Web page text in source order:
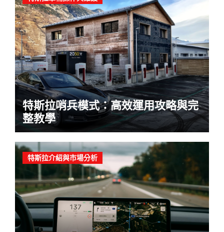
特斯拉哨兵模式：高效運用攻略與完
整教學
特斯拉介紹與市場分析